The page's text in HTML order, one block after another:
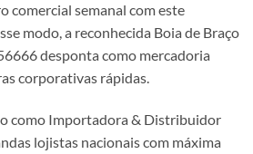
comercial semanal com este
modo, a reconhecida Boia de Braço
desponta como mercadoria
corporativas rápidas.
como Importadora & Distribuidor
lojistas nacionais com máxima